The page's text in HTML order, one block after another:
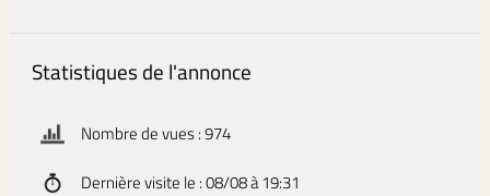
Statistiques de l'annonce
Nombre de vues : 974
Dernière visite le : 08/08 à 19:31